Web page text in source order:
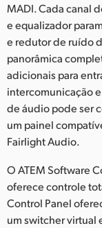
MADI. Cada canal
e equalizador
e redutor de ruído
panorâmica
adicionais para
intercomunicação
de áudio pode ser
um painel
Fairlight Audio.
O ATEM Software
oferece controle
Control Panel
um switcher virtual